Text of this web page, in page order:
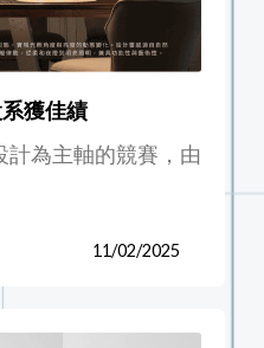
獲佳績
計為主軸的競賽，由
11/02/2025